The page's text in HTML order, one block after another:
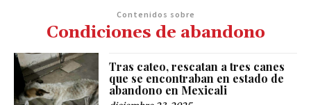
Contenidos sobre
Condiciones de abandono
Tras cateo, rescatan a tres canes
que se encontraban en estado de
abandono en Mexicali